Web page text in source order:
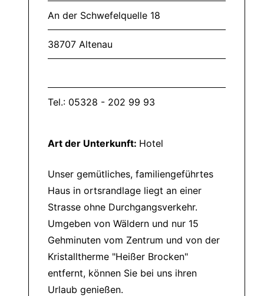
An der Schwefelquelle 18
38707 Altenau
Tel.: 05328 - 202 99 93
Art der Unterkunft: Hotel
Unser gemütliches, familiengeführtes
Haus in ortsrandlage liegt an einer
Strasse ohne Durchgangsverkehr.
Umgeben von Wäldern und nur 15
Gehminuten vom Zentrum und von der
Kristalltherme "Heißer Brocken"
entfernt, können Sie bei uns ihren
Urlaub genießen.